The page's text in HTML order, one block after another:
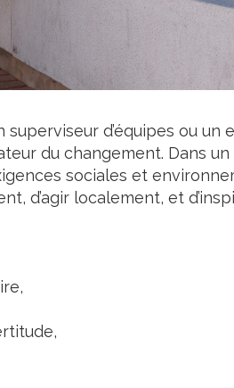
superviseur d’équipes ou un
du changement. Dans
sociales et
d’agir localement, et